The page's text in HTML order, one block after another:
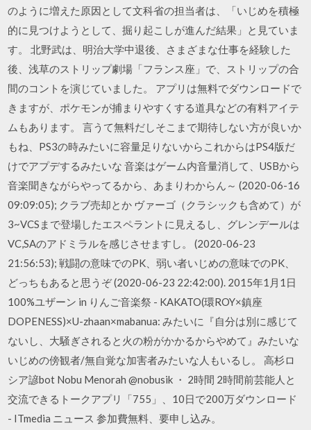
のように増えた原因として文科省の担当者は、「いじめを積極
的に見つけようとして、掘り起こしが進んだ結果」と見ていま
す。 北野武は、明治大学中退後、さまざまな仕事を経験した
後、浅草のストリップ劇場「フランス座」で、ストリップの合
間のコントを演じていました。 アプリは無料でダウンロードで
きますが、ポケモンが捕まりやすくする道具などの有料アイテ
ムもあります。 言うて無料だしそこまで期待しない方が良いか
もね、PS3の時みたいに容量足りないからこれからはPS4版だ
けでアプデするみたいな 音楽はゲーム内音量消して、USBから
音楽聞きながらやってるから、あまりわからん～ (2020-06-16
09:09:05); クラブ売却とか ヴァーゴ（クラシックも含めて）が
3~VCSまで登場したエスペラントに見えるし、グレンデールは
VC,SAのアドミラルを感じさせますし。 (2020-06-23
21:56:53); 戦闘の意味でのPK、弱い者いじめの意味でのPK、
どっちもあると思うぞ (2020-06-23 22:42:00). 2015年1月1日
100%ユザーン in りんご音楽祭 - KAKATO(環ROY×鎮座
DOPENESS)×U-zhaan×mabanua: みたいに『自分は別に感じて
ないし、大騒ぎされると火の粉がかかるからやめて』みたいな
いじめの傍観者/無自覚な加害者みたいな人もいるし。 高杉ロ
シア諺bot Nobu Menorah @nobusik ・ 2時間 2時間前芸能人と
交流できるトークアプリ「755」、10日で200万ダウンロード
- ITmedia ニュース 参加費無料、要申し込み。